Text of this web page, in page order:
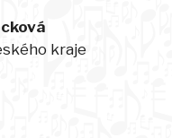
kraje